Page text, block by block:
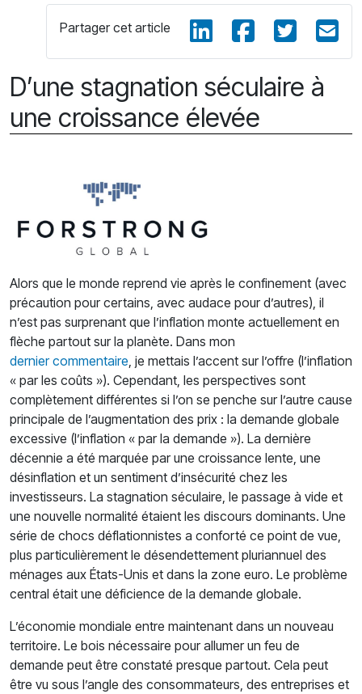
Partager cet article
D’une stagnation séculaire à
une croissance élevée
Alors que le monde reprend vie après le confinement (avec
précaution pour certains, avec audace pour d’autres), il
n’est pas surprenant que l’inflation monte actuellement en
flèche partout sur la planète. Dans mon
dernier commentaire , je mettais l’accent sur l’offre (l’inflation
« par les coûts »). Cependant, les perspectives sont
complètement différentes si l’on se penche sur l’autre cause
principale de l’augmentation des prix : la demande globale
excessive (l’inflation « par la demande »). La dernière
décennie a été marquée par une croissance lente, une
désinflation et un sentiment d’insécurité chez les
investisseurs. La stagnation séculaire, le passage à vide et
une nouvelle normalité étaient les discours dominants. Une
série de chocs déflationnistes a conforté ce point de vue,
plus particulièrement le désendettement pluriannuel des
ménages aux États-Unis et dans la zone euro. Le problème
central était une déficience de la demande globale.
L’économie mondiale entre maintenant dans un nouveau
territoire. Le bois nécessaire pour allumer un feu de
demande peut être constaté presque partout. Cela peut
être vu sous l’angle des consommateurs, des entreprises et